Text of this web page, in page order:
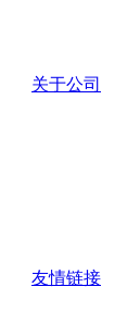
关于公司
友情链接